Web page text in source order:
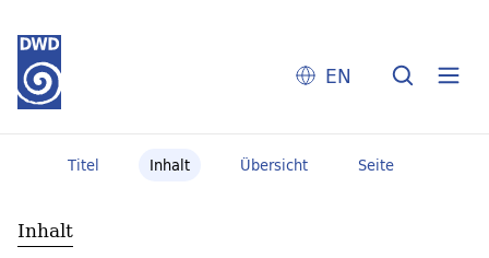
EN
Titel Inhalt Übersicht Seite
Inhalt